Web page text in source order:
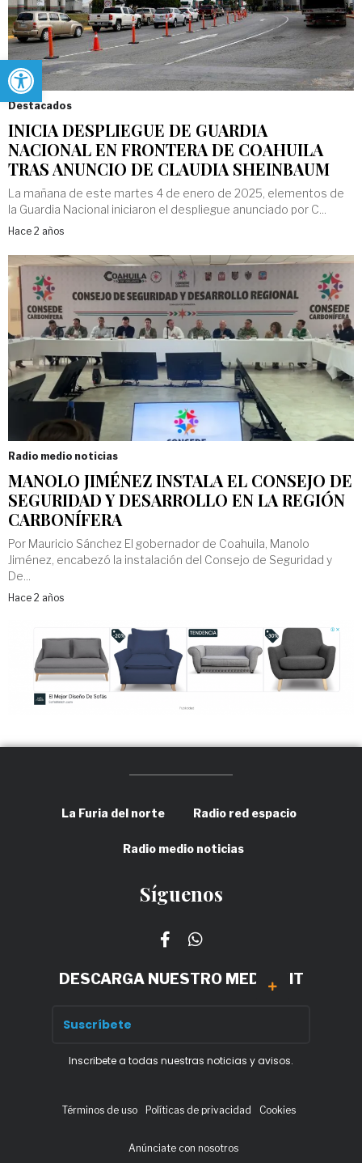
Abrir barra de herramientas
Destacados
INICIA DESPLIEGUE DE GUARDIA
NACIONAL EN FRONTERA DE COAHUILA
TRAS ANUNCIO DE CLAUDIA SHEINBAUM
La mañana de este martes 4 de enero de 2025, elementos de
la Guardia Nacional iniciaron el despliegue anunciado por C...
Hace 2 años
Radio medio noticias
MANOLO JIMÉNEZ INSTALA EL CONSEJO DE
SEGURIDAD Y DESARROLLO EN LA REGIÓN
CARBONÍFERA
Por Mauricio Sánchez El gobernador de Coahuila, Manolo
Jiménez, encabezó la instalación del Consejo de Seguridad y
De...
Hace 2 años
La Furia del norte Radio red espacio
Radio medio noticias
Síguenos
DESCARGA NUESTRO MEDIA KIT
Inscribete a todas nuestras noticias y avisos.
Términos de uso Políticas de privacidad Cookies
Anúnciate con nosotros